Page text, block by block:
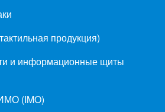
продукция)
и информационные щиты
(IMO)